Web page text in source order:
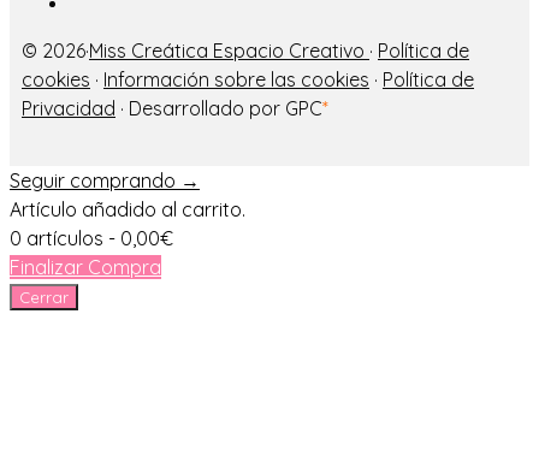
© 2026·Miss Creática Espacio Creativo · Política de
cookies · Información sobre las cookies · Política de
Privacidad · Desarrollado por GPC*
Seguir comprando →
Artículo añadido al carrito.
0 artículos - 0,00€
Finalizar Compra
Cerrar